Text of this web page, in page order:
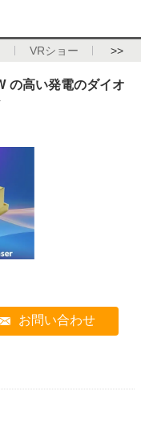
VRショー >>
の高い発電のダイオ
お問い合わせ